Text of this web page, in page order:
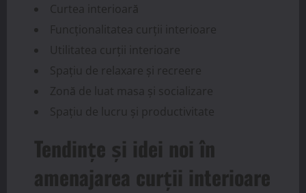
Curtea interioară
Funcționalitatea curții interioare
Utilitatea curții interioare
Spațiu de relaxare și recreere
Zonă de luat masa și socializare
Spațiu de lucru și productivitate
Tendințe și idei noi în
amenajarea curții interioare